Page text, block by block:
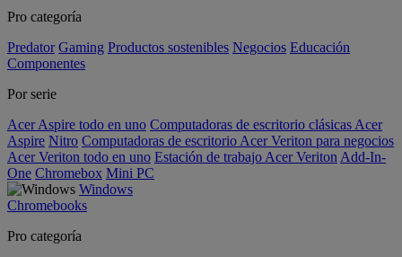
Pro categoría
Predator Gaming Productos sostenibles Negocios Educación
Componentes
Por serie
Acer Aspire todo en uno Computadoras de escritorio clásicas Acer
Aspire Nitro Computadoras de escritorio Acer Veriton para negocios
Acer Veriton todo en uno Estación de trabajo Acer Veriton Add-In-
One Chromebox Mini PC
Windows
Chromebooks
Pro categoría